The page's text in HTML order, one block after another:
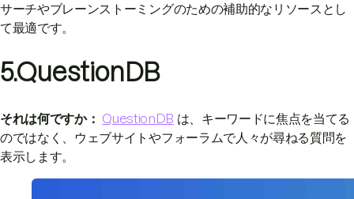
サーチやブレーンストーミングのための補助的なリソースとし
て最適です。
5.QuestionDB
それは何ですか： QuestionDB は、キーワードに焦点を当てる
のではなく、ウェブサイトやフォーラムで人々が尋ねる質問を
表示します。